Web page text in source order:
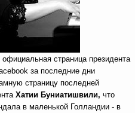
страница президента
за последние дни
страницу последней
Хатии Буниатишвили, что
в маленькой Голландии - в